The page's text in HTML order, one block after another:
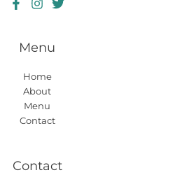
Menu
Home
About
Menu
Contact
Contact